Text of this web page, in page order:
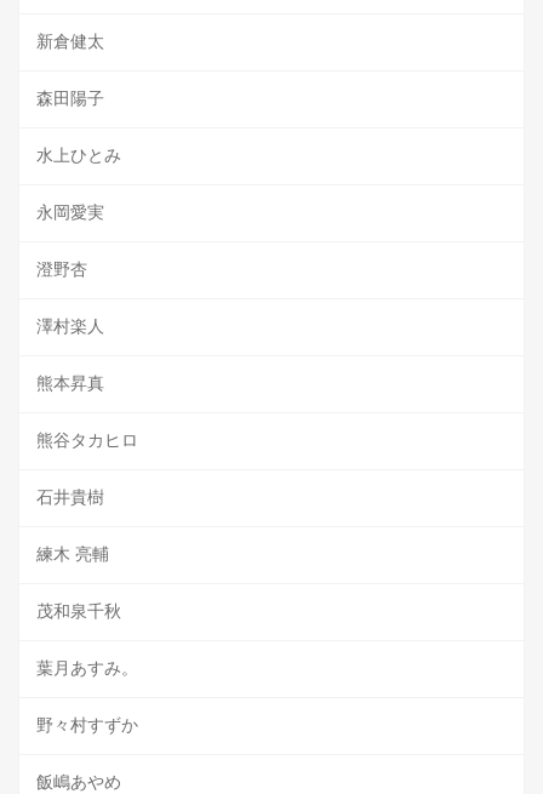
新倉健太
森田陽子
水上ひとみ
永岡愛実
澄野杏
澤村楽人
熊本昇真
熊谷タカヒロ
石井貴樹
練木 亮輔
茂和泉千秋
葉月あすみ。
野々村すずか
飯嶋あやめ